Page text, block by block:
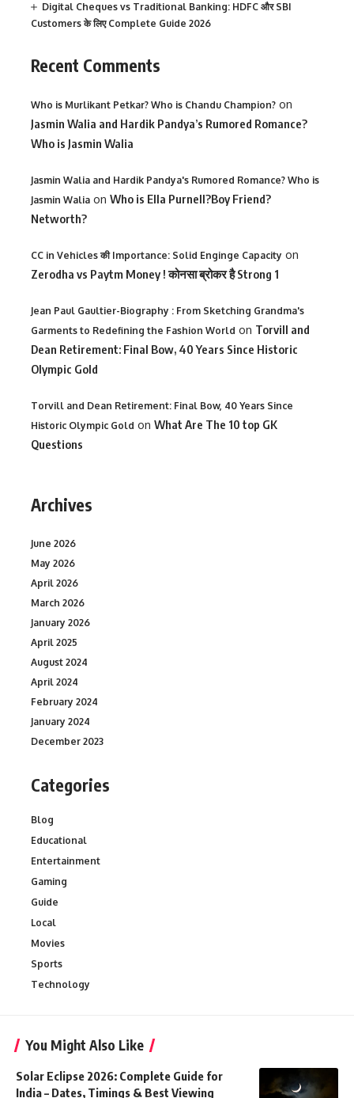
Digital Cheques vs Traditional Banking: HDFC और SBI
Customers के लिए Complete Guide 2026
Recent Comments
Who is Murlikant Petkar? Who is Chandu Champion? on
Jasmin Walia and Hardik Pandya’s Rumored Romance?
Who is Jasmin Walia
Jasmin Walia and Hardik Pandya's Rumored Romance? Who is
Jasmin Walia on Who is Ella Purnell?Boy Friend?
Networth?
CC in Vehicles की Importance: Solid Enginge Capacity on
Zerodha vs Paytm Money ! कोनसा ब्रोकर है Strong 1
Jean Paul Gaultier-Biography : From Sketching Grandma's
Garments to Redefining the Fashion World on Torvill and
Dean Retirement: Final Bow, 40 Years Since Historic
Olympic Gold
Torvill and Dean Retirement: Final Bow, 40 Years Since
Historic Olympic Gold on What Are The 10 top GK
Questions
Archives
June 2026
May 2026
April 2026
March 2026
January 2026
April 2025
August 2024
April 2024
February 2024
January 2024
December 2023
Categories
Blog
Educational
Entertainment
Gaming
Guide
Local
Movies
Sports
Technology
You Might Also Like
Solar Eclipse 2026: Complete Guide for
India – Dates, Timings & Best Viewing